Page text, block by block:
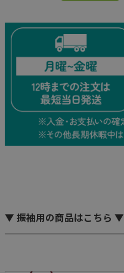
▼ 振袖用の商品はこちら ▼